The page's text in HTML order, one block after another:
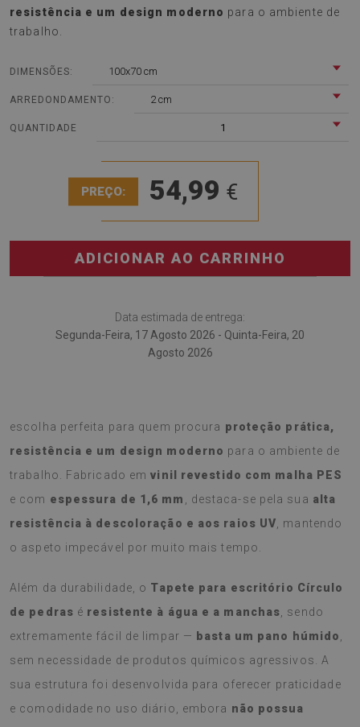
resistência e um design moderno para o ambiente de
trabalho.
DIMENSÕES: 100x70 cm
ARREDONDAMENTO: 2 cm
QUANTIDADE 1
PREÇO: 54,99 €
ADICIONAR AO CARRINHO
Data estimada de entrega:
Segunda-Feira, 17 Agosto 2026 - Quinta-Feira, 20
Agosto 2026
escolha perfeita para quem procura proteção prática,
resistência e um design moderno para o ambiente de
trabalho. Fabricado emvinil revestido com malha PES
e com espessura de 1,6 mm , destaca-se pela sua alta
resistência à descoloração e aos raios UV , mantendo
o aspeto impecável por muito mais tempo.
Além da durabilidade, o Tapete para escritório Círculo
de pedras é resistente à água e a manchas , sendo
extremamente fácil de limpar — basta um pano húmido
sem necessidade de produtos químicos agressivos. A
sua estrutura foi desenvolvida para oferecer praticidade
e comodidade no uso diário, embora não possua